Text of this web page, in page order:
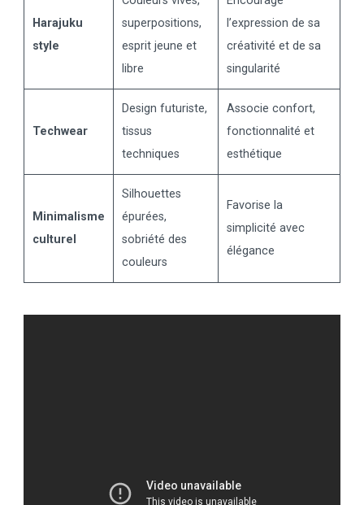
Harajuku
style
superpositions,
esprit jeune et
libre
l’expression de sa
créativité et de sa
singularité
Techwear
Design futuriste,
tissus
techniques
Associe confort,
fonctionnalité et
esthétique
Minimalisme
culturel
Silhouettes
épurées,
sobriété des
couleurs
Favorise la
simplicité avec
élégance